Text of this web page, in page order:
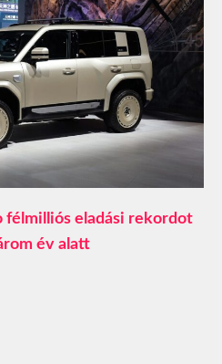
félmilliós eladási rekordot
év alatt